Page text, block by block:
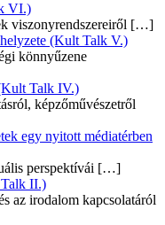
VI.)
viszonyrendszereiről […]
(Kult Talk V.)
könnyűzene
Talk IV.)
képzőművészetről
egy nyitott médiatérben
perspektívái […]
II.)
az irodalom kapcsolatáról